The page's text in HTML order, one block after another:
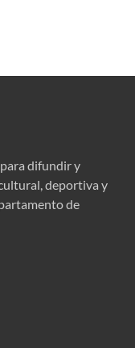
difundir y
deportiva y
de